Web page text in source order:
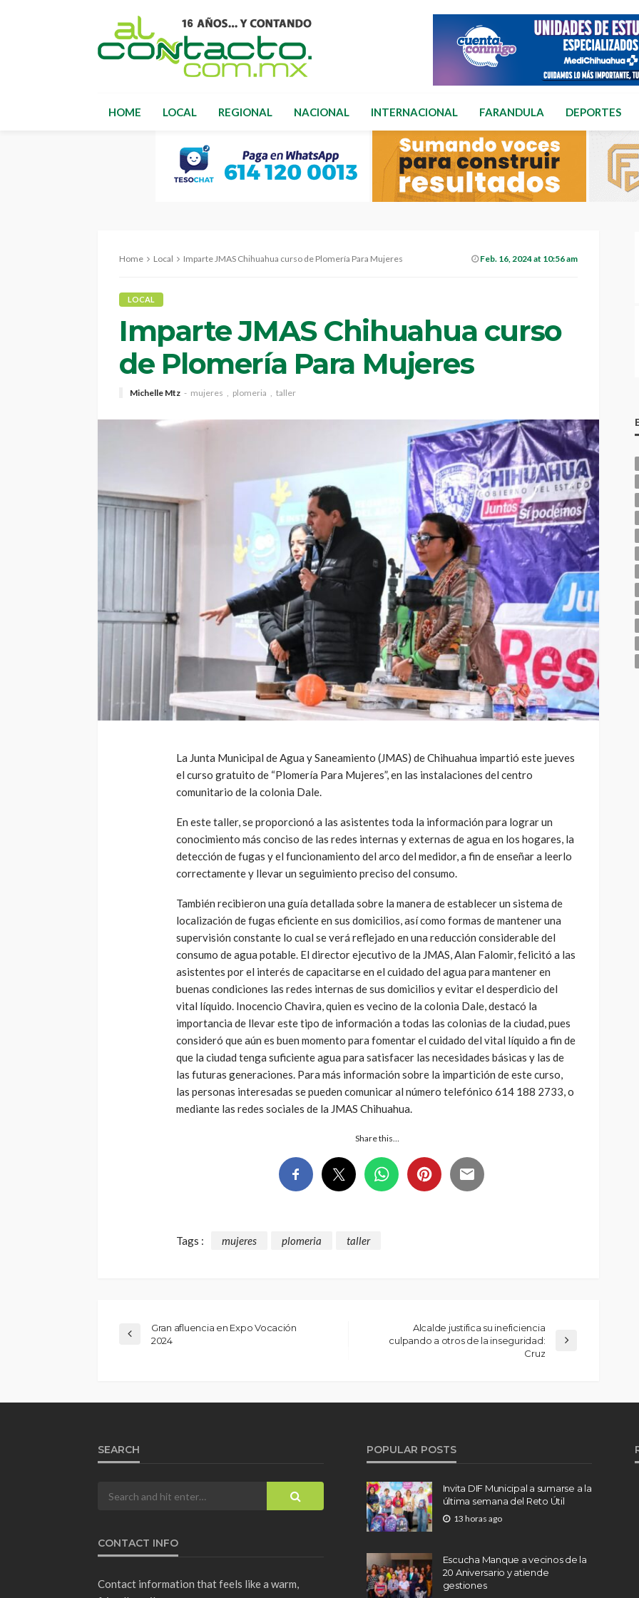
HOME LOCAL REGIONAL NACIONAL INTERNACIONAL FARANDULA DEPORTES
Home Local Imparte JMAS Chihuahua curso de Plomería Para Mujeres Feb. 16, 2024 at 10:56 am
LOCAL
Imparte JMAS Chihuahua curso
de Plomería Para Mujeres
Michelle Mtz mujeres plomeria taller
La Junta Municipal de Agua y Saneamiento (JMAS) de Chihuahua impartió este jueves
el curso gratuito de “Plomería Para Mujeres”, en las instalaciones del centro
comunitario de la colonia Dale.
En este taller, se proporcionó a las asistentes toda la información para lograr un
conocimiento más conciso de las redes internas y externas de agua en los hogares, la
detección de fugas y el funcionamiento del arco del medidor, a fin de enseñar a leerlo
correctamente y llevar un seguimiento preciso del consumo.
También recibieron una guía detallada sobre la manera de establecer un sistema de
localización de fugas eficiente en sus domicilios, así como formas de mantener una
supervisión constante lo cual se verá reflejado en una reducción considerable del
consumo de agua potable. El director ejecutivo de la JMAS, Alan Falomir, felicitó a las
asistentes por el interés de capacitarse en el cuidado del agua para mantener en
buenas condiciones las redes internas de sus domicilios y evitar el desperdicio del
vital líquido. Inocencio Chavira, quien es vecino de la colonia Dale, destacó la
importancia de llevar este tipo de información a todas las colonias de la ciudad, pues
consideró que aún es buen momento para fomentar el cuidado del vital líquido a fin de
que la ciudad tenga suficiente agua para satisfacer las necesidades básicas y las de
las futuras generaciones. Para más información sobre la impartición de este curso,
las personas interesadas se pueden comunicar al número telefónico 614 188 2733, o
mediante las redes sociales de la JMAS Chihuahua.
Share this…
Tags : mujeres plomeria taller
Gran afluencia en Expo Vocación
2024
Alcalde justifica su ineficiencia
culpando a otros de la inseguridad:
Cruz
SEARCH
CONTACT INFO
Contact information that feels like a warm,
POPULAR POSTS
Invita DIF Municipal a sumarse a la
última semana del Reto Útil
13 horas ago
Escucha Manque a vecinos de la
20 Aniversario y atiende
gestiones